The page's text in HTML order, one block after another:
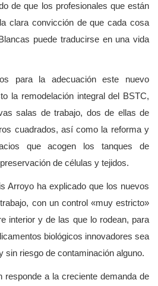
de que los profesionales que están
clara convicción de que cada cosa
puede traducirse en una vida
para la adecuación este nuevo
la remodelación integral del BSTC,
salas de trabajo, dos de ellas de
cuadrados, así como la reforma y
que acogen los tanques de
de células y tejidos.
Arroyo ha explicado que los nuevos
con un control «muy estricto»
interior y de las que lo rodean, para
biológicos innovadores sea
sin riesgo de contaminación alguno.
responde a la creciente demanda de